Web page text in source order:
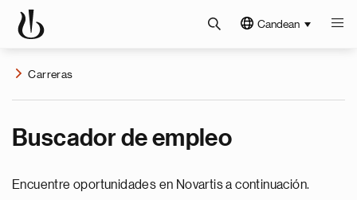
Candean
Carreras
Buscador de empleo
Encuentre oportunidades en Novartis a continuación.